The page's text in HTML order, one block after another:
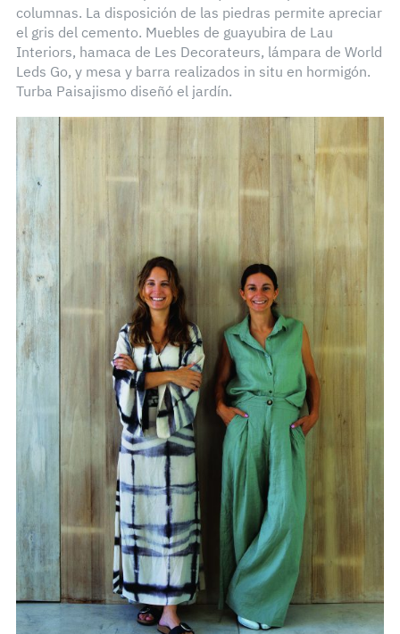
columnas. La disposición de las piedras permite apreciar
el gris del cemento. Muebles de guayubira de Lau
Interiors, hamaca de Les Decorateurs, lámpara de World
Leds Go, y mesa y barra realizados in situ en hormigón.
Turba Paisajismo diseñó el jardín.